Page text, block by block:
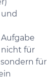
nicht für
für